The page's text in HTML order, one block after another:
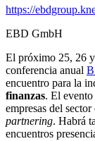
https://
EBD GmbH
El próximo 25, 26 y
conferencia anual
encuentro para la
finanzas. El
empresas del
partnering. Habrá
encuentros